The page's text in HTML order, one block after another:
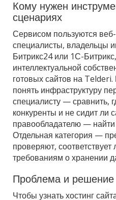
Кому нужен
сценариях
Сервисом пользуются
специалисты, владельцы
Битрикс24 или 1С-
интеллектуальной
готовых сайтов на
понять инфраструктуру
специалисту — сравнить,
конкуренты и не сидит ли
правообладателю —
Отдельная категория —
проверяют,
требованиям о хранении
Проблема и решение
Чтобы узнать хостинг